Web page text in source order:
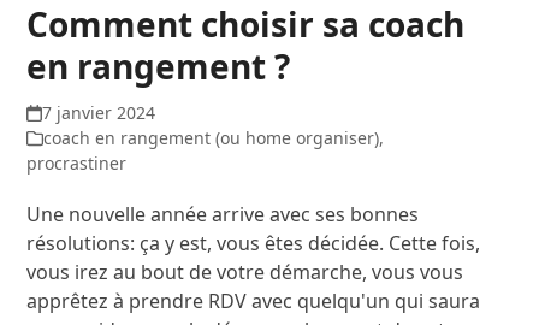
Comment choisir sa coach
en rangement ?
7 janvier 2024
coach en rangement (ou home organiser),
procrastiner
Une nouvelle année arrive avec ses bonnes
résolutions: ça y est, vous êtes décidée. Cette fois,
vous irez au bout de votre démarche, vous vous
apprêtez à prendre RDV avec quelqu'un qui saura